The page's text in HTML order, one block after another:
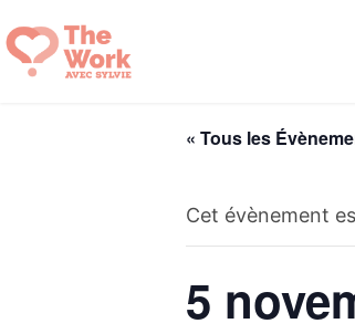
au
contenu
« Tous les
Cet évènement
5